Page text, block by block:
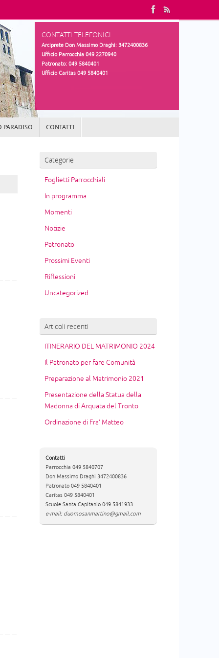
CONTATTI TELEFONICI
Arciprete Don Massimo Draghi: 3472400836
Ufficio Parrocchia 049 2270940
Patronato: 049 5840401
Ufficio Caritas 049 5840401
PARADISO CONTATTI
Categorie
Foglietti Parrocchiali
In programma
Momenti
Notizie
Patronato
Prossimi Eventi
Riflessioni
Uncategorized
Articoli recenti
ITINERARIO DEL MATRIMONIO 2024
Il Patronato per fare Comunità
Preparazione al Matrimonio 2021
Presentazione della Statua della
Madonna di Arquata del Tronto
Ordinazione di Fra’ Matteo
Contatti
Parrocchia 049 5840707
Don Massimo Draghi 3472400836
Patronato 049 5840401
Caritas 049 5840401
Scuole Santa Capitanio 049 5841933
e-mail: duomosanmartino@gmail.com